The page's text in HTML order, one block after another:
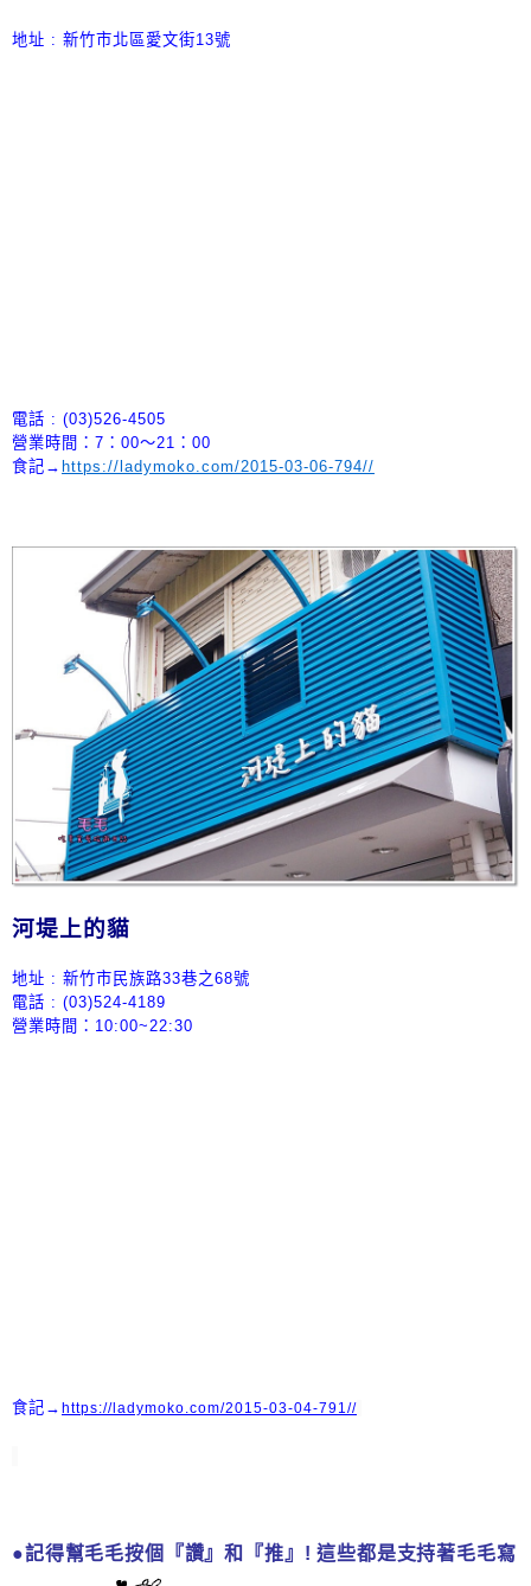
地址 : 新竹市北區愛文街13號
電話 : (03)526-4505
營業時間：7：00～21：00
食記→ https://ladymoko.com/2015-03-06-794//
河堤上的貓
地址 : 新竹市民族路33巷之68號
電話 : (03)524-4189
營業時間：10:00~22:30
食記→ https://ladymoko.com/2015-03-04-791//
●記得幫毛毛按個『讚』和『推』! 這些都是支持著毛毛寫